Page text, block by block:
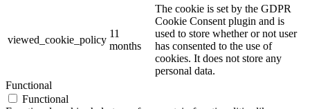
viewed_cookie_policy
11
months
The cookie is set by the GDPR
Cookie Consent plugin and is
used to store whether or not user
has consented to the use of
cookies. It does not store any
personal data.
Functional
Functional